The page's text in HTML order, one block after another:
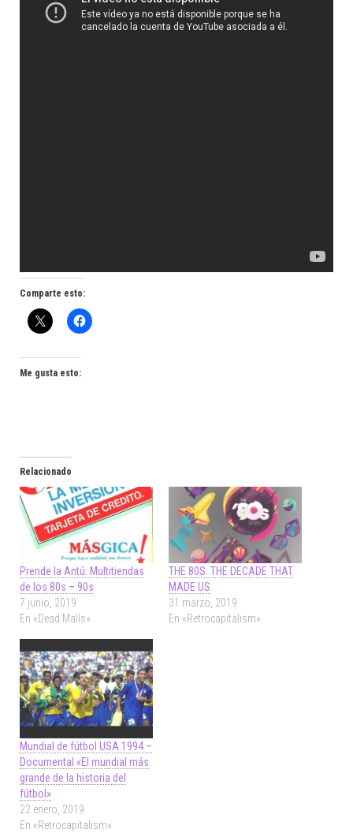
Comparte esto:
Me gusta esto:
Relacionado
Prende la Antú: Multitiendas
de los 80s – 90s
7 junio, 2019
En «Dead Malls»
THE 80S: THE DECADE THAT
MADE US
31 marzo, 2019
En «Retrocapitalism»
Mundial de fútbol USA 1994 –
Documental «El mundial más
grande de la historia del
fútbol»
22 enero, 2019
En «Retrocapitalism»